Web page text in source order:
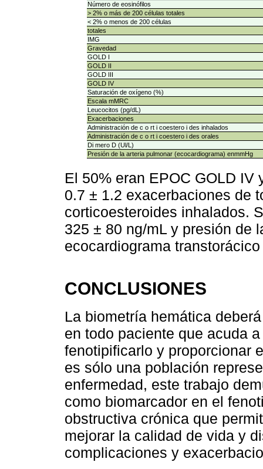
Número de eosinófilos
> 2% o más de 200 células totales
< 2% o menos de 200 células
totales
IMG
Gravedad
GOLD I
GOLD II
GOLD III
GOLD IV
Saturación de oxígeno (%)
Escala mMRC
Leucocitos (pg/dL)
Exacerbaciones
Administración de c o rt i coestero i des inhalados
Administración de c o rt i coestero i des orales
Di mero D (Ul/L)
Presión de la arteria pulmonar (ecocardiograma) enmmHg
El 50% eran EPOC GOLD
0.7 ± 1.2 exacerbaciones de
corticoesteroides inhalados.
325 ± 80 ng/mL y presión de
ecocardiograma
CONCLUSIONES
La biometría hemática
en todo paciente que acuda
fenotipificarlo y proporcionar
es sólo una población
enfermedad, este trabajo
como biomarcador en el
obstructiva crónica que
mejorar la calidad de vida y
complicaciones y